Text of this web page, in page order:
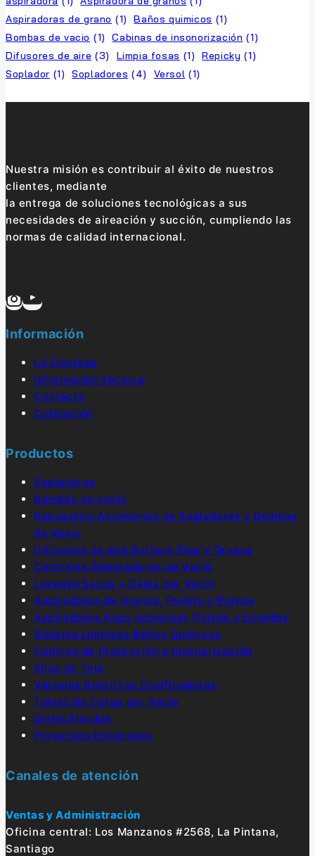
Aspiradoras de grano (1) Baños quimicos (1)
Bombas de vacio (1) Cabinas de insonorización (1)
Difusores de aire (3) Limpia fosas (1) Repicky (1)
Soplador (1) Sopladores (4) Versol (1)
Nuestra misión es contribuir al éxito de nuestros
clientes, mediante
la entrega de soluciones tecnológicas a sus
necesidades de aireación y succión, cumpliendo las
normas de calidad internacional.
Información
La Empresa
Información técnica
Contacto
Cotización
Productos
Sopladores
Bombas de vacío
Repuestos-Accesorios de Sopladores y Bombas
de Vacío
Difusores de aire Burbuja Fina y Gruesa
Centrales Generadoras de Vacío
Levanta Sacos y Cajas por Vacío
Aspiradoras de Granos, Pellets y Polvos
Aspiradoras Aseo Industrial, Polvos y Líquidos
Sistema Limpieza Baños Químicos
Cabinas de Protección e Insonorización
Silos de Tela
Válvulas Rotativas Dosificadoras
Tolvas de Carga por Vacío
Sinfín Flexible
Proyectos Especiales
Canales de atención
Ventas y Administración
Oficina central: Los Manzanos #2568, La Pintana,
Santiago